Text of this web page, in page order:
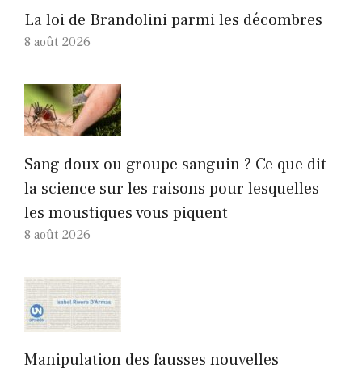
La loi de Brandolini parmi les décombres
8 août 2026
Sang doux ou groupe sanguin ? Ce que dit
la science sur les raisons pour lesquelles
les moustiques vous piquent
8 août 2026
Manipulation des fausses nouvelles